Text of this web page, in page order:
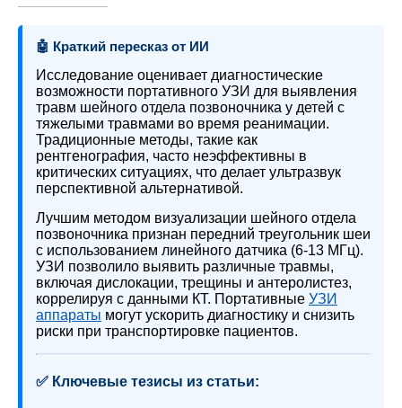
🤖 Краткий пересказ от ИИ
Исследование оценивает диагностические
возможности портативного УЗИ для выявления
травм шейного отдела позвоночника у детей с
тяжелыми травмами во время реанимации.
Традиционные методы, такие как
рентгенография, часто неэффективны в
критических ситуациях, что делает ультразвук
перспективной альтернативой.
Лучшим методом визуализации шейного отдела
позвоночника признан передний треугольник шеи
с использованием линейного датчика (6-13 МГц).
УЗИ позволило выявить различные травмы,
включая дислокации, трещины и антеролистез,
коррелируя с данными КТ. Портативные УЗИ
аппараты могут ускорить диагностику и снизить
риски при транспортировке пациентов.
✅ Ключевые тезисы из статьи: